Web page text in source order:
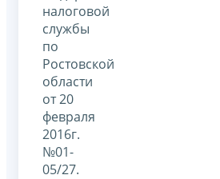
налоговой
службы
по
Ростовской
области
от 20
февраля
2016г.
№01-
05/27.